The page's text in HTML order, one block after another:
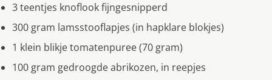
3 teentjes knoflook fijngesnipperd
300 gram lamsstooflapjes (in hapklare blokjes)
1 klein blikje tomatenpuree (70 gram)
100 gram gedroogde abrikozen, in reepjes